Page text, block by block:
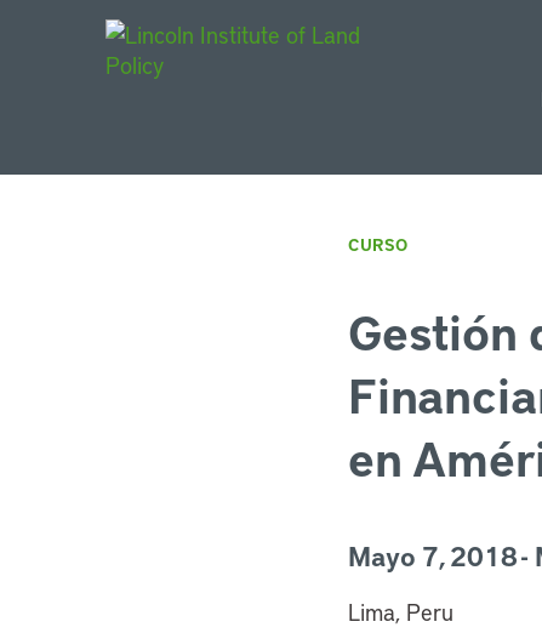
CURSO
Gestión
en
Mayo 7, 2018
Lima, Peru